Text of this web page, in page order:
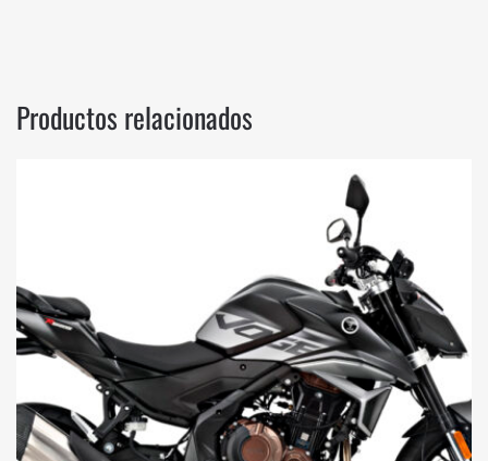
Productos relacionados